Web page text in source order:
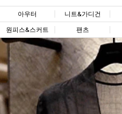
아우터 니트&가디건
원피스&스커트 팬츠